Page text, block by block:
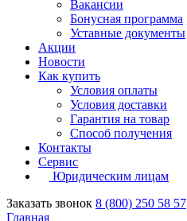
Вакансии
Бонусная программа
Уставные документы
Акции
Новости
Как купить
Условия оплаты
Условия доставки
Гарантия на товар
Способ получения
Контакты
Сервис
Юридическим лицам
Заказать звонок 8 (800) 250 58 57
Главная